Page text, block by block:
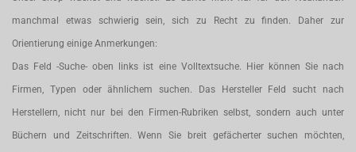
manchmal etwas schwierig sein, sich zu Recht zu finden. Daher zur
Orientierung einige Anmerkungen:
Das Feld -Suche- oben links ist eine Volltextsuche. Hier können Sie nach
Firmen, Typen oder ähnlichem suchen. Das Hersteller Feld sucht nach
Herstellern, nicht nur bei den Firmen-Rubriken selbst, sondern auch unter
Büchern und Zeitschriften. Wenn Sie breit gefächerter suchen möchten,